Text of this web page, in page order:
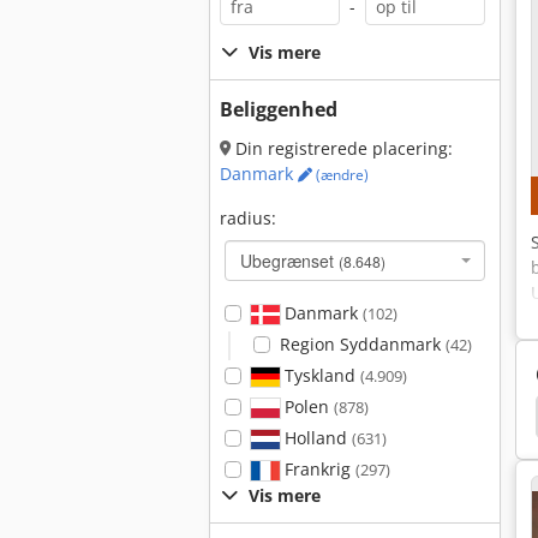
-
Vis mere
Beliggenhed
Din registrerede placering:
Danmark
(ændre)
radius:
Ubegrænset (8.648)
Danmark (102)
Region Syddanmark (42)
Tyskland (4.909)
Polen (878)
Holland (631)
Frankrig (297)
Vis mere
Grundfos Alfa Laval Karafler